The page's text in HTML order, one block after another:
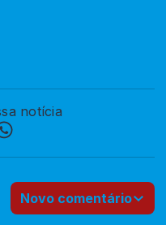
notícia
Novo comentário